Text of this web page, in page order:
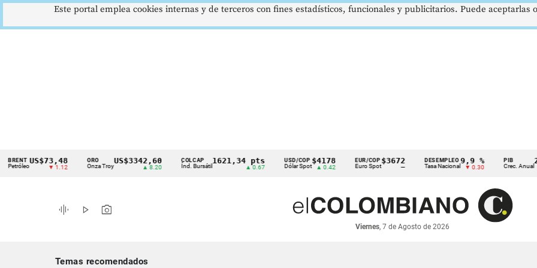
Cintillo
indicadores
económicos
US$73,48
▼ 1.12
ORO
Onza Troy
US$3342,60 COLCAP
Índ. Bursátil
1621,34 pts USD/COP
Dólar Spot
$4178
▲ 0.42
EUR/COP
Euro Spot
$3672
—
DESEMPLEO
Tasa Nacional
9,9 %
▼ 0.30
PIB
Crec. Anual
2,8 %
▲ 0.10
graphic_eq play_arrow photo_camera
Viernes, 7 de Agosto de 2026
Temas recomendados
Este portal emplea cookies internas y de terceros con fines estadísticos, funcionales y publicitarios. Puede aceptarlas